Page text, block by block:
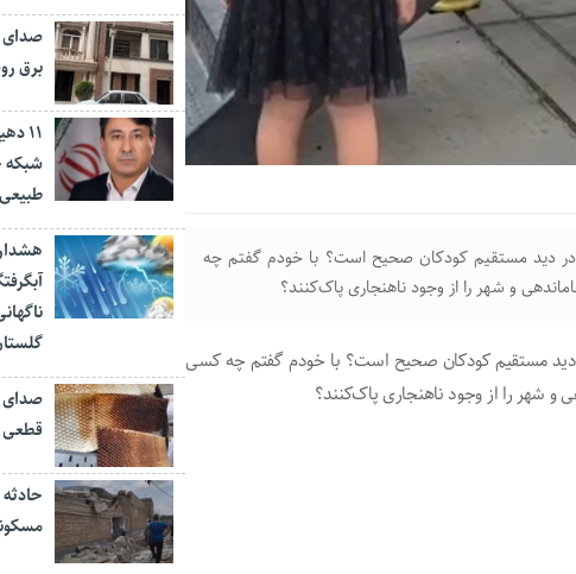
دید مستقیم کودکان صحیح است؟ با خودم گفتم چه
و شهر را از وجود ناهنجاری پاک‌کنند؟
مستقیم کودکان صحیح است؟ با خودم گفتم چه کسی‌
و شهر را از وجود ناهنجاری پاک‌کنند؟
صدای
برق
۱۱
شبکه
صدای
قطعی